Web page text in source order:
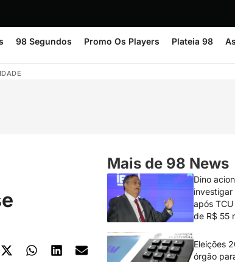
98 Segundos Promo Os Players Plateia 98
Mais de 98 News
Dino
investigar
após
de R$ 55
Eleições
órgão